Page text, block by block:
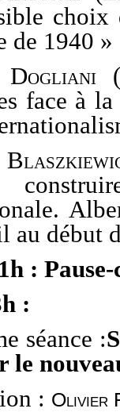
de 1940 »
face à
au début
: Pause-
:
séance :
le
: Olivier